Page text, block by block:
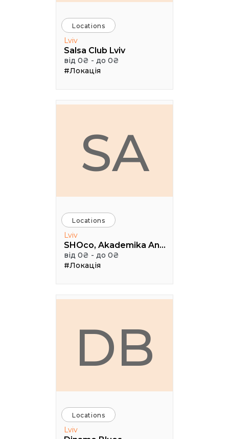
Locations
Lviv
Salsa Club Lviv
від 0₴ - до 0₴
#Локація
SA
Locations
Lviv
SHOco, Akademika Andriya Sakharova Street, Lviv, Lviv Oblast, Ukraine
від 0₴ - до 0₴
#Локація
DB
Locations
Lviv